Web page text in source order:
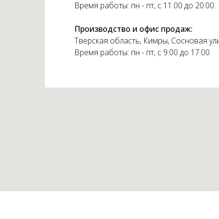
Время работы: пн - пт, с 11:00 до 20:00.
Производство и офис продаж:
Тверская область, Кимры, Сосновая
Время работы: пн - пт, с 9:00 до 17:00.